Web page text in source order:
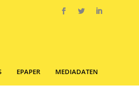
EPAPER MEDIADATEN